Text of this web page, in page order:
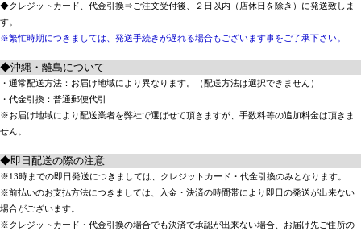
◆クレジットカード、代金引換⇒ご注文受付後、２日以内（店休日を除き）に発送致しま
す。
※繁忙時期につきましては、発送手続きが遅れる場合もございます事をご了承下さい。
◆沖縄・離島について
・通常配送方法：お届け地域により異なります。（配送方法は選択できません）
・代金引換：普通郵便代引
※お届け地域により配送業者を弊社で選ばせて頂きますが、手数料等の追加料金は頂きま
せん。
◆即日配送の際の注意
※13時までの即日発送につきましては、クレジットカード・代金引換のみとなります。
※前払いのお支払方法につきましては、入金・決済の時間帯により即日の発送が出来ない
場合がございます。
※クレジットカード・代金引換の場合でも決済で承認が出来ない場合、お届け先ご住所の